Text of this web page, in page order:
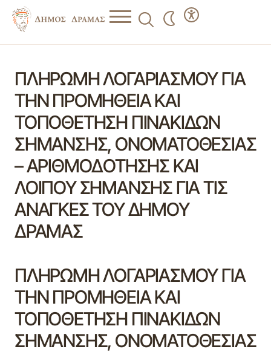
ΠΛΗΡΩΜΗ ΛΟΓΑΡΙΑΣΜΟΥ ΓΙΑ
ΤΗΝ ΠΡΟΜΗΘΕΙΑ ΚΑΙ
ΤΟΠΟΘΕΤΗΣΗ ΠΙΝΑΚΙΔΩΝ
ΣΗΜΑΝΣΗΣ, ΟΝΟΜΑΤΟΘΕΣΙΑΣ
– ΑΡΙΘΜΟΔΟΤΗΣΗΣ ΚΑΙ
ΛΟΙΠΟΥ ΣΗΜΑΝΣΗΣ ΓΙΑ ΤΙΣ
ΑΝΑΓΚΕΣ ΤΟΥ ΔΗΜΟΥ
ΔΡΑΜΑΣ
ΠΛΗΡΩΜΗ ΛΟΓΑΡΙΑΣΜΟΥ ΓΙΑ
ΤΗΝ ΠΡΟΜΗΘΕΙΑ ΚΑΙ
ΤΟΠΟΘΕΤΗΣΗ ΠΙΝΑΚΙΔΩΝ
ΣΗΜΑΝΣΗΣ, ΟΝΟΜΑΤΟΘΕΣΙΑΣ